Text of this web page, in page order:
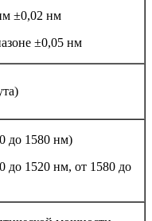
±0,02 нм
±0,05 нм
до 1580 нм)
до 1520 нм, от 1580 до